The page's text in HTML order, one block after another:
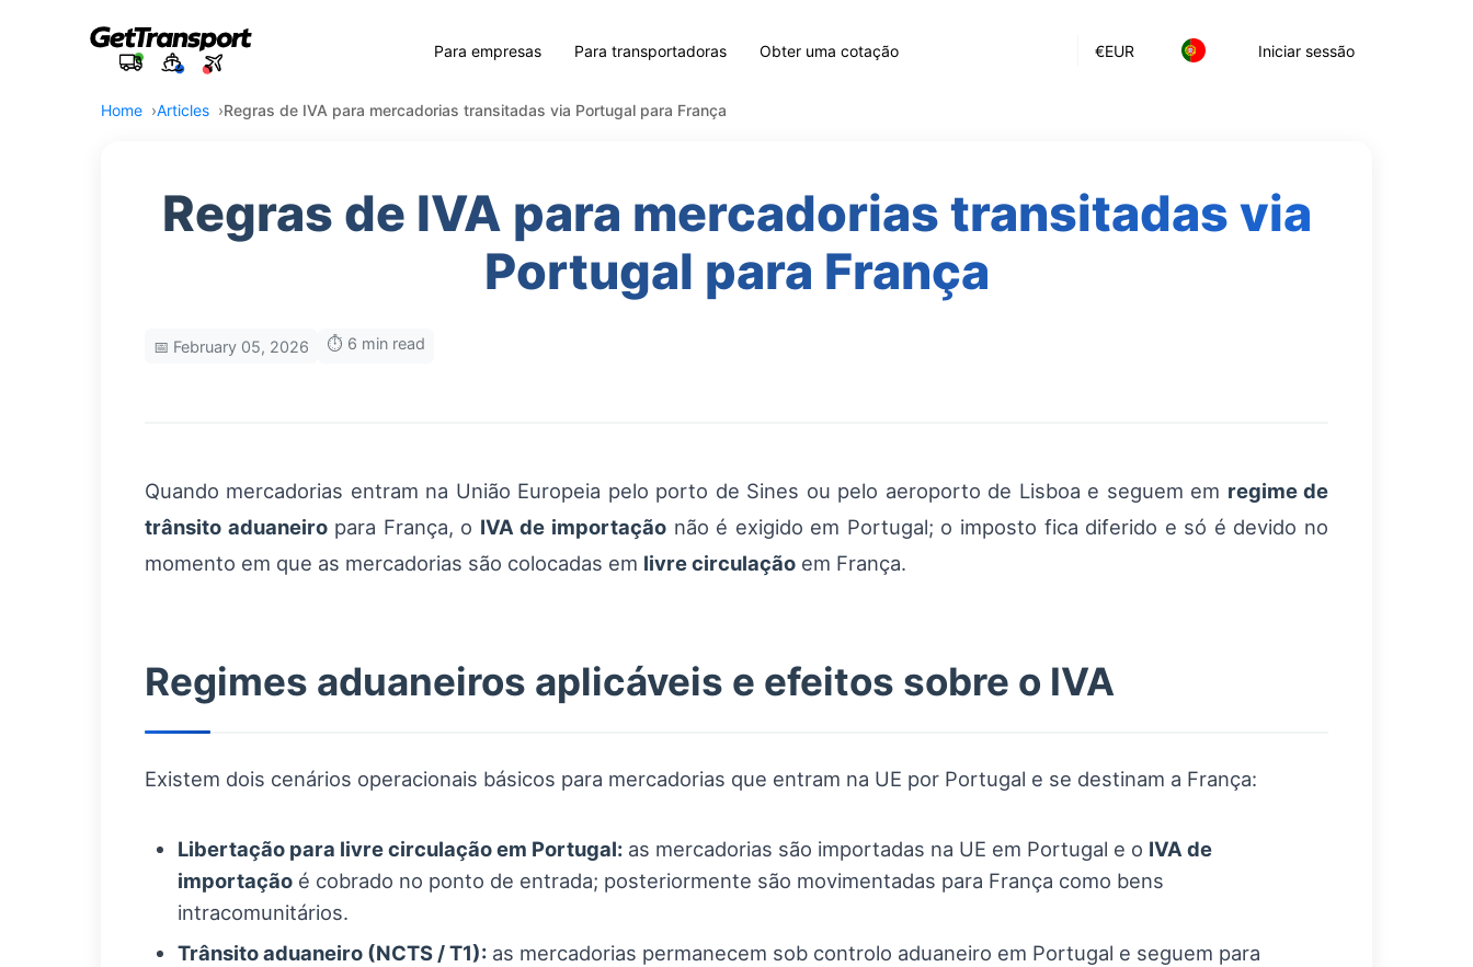
€EUR Iniciar sessão
Para empresas Para transportadoras Obter uma cotação
Home Articles Regras de IVA para mercadorias transitadas via Portugal para França
Regras de IVA para mercadorias transitadas via
Portugal para França
📅 February 05, 2026 ⏱️ 6 min read
Quando mercadorias entram na União Europeia pelo porto de Sines ou pelo aeroporto de Lisboa e seguem em regime de
trânsito aduaneiropara França, o IVA de importação não é exigido em Portugal; o imposto fica diferido e só é devido no
momento em que as mercadorias são colocadas em livre circulação em França.
Regimes aduaneiros aplicáveis e efeitos sobre o IVA
Existem dois cenários operacionais básicos para mercadorias que entram na UE por Portugal e se destinam a França:
Libertação para livre circulação em Portugal: as mercadorias são importadas na UE em Portugal e o IVA de
importação é cobrado no ponto de entrada; posteriormente são movimentadas para França como bens
intracomunitários.
Trânsito aduaneiro (NCTS / T1): as mercadorias permanecem sob controlo aduaneiro em Portugal e seguem para